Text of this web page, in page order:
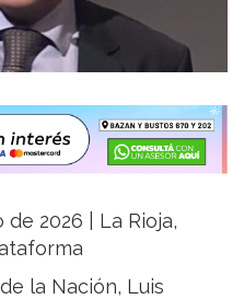
de 2026 | La Rioja,
la Nación, Luis